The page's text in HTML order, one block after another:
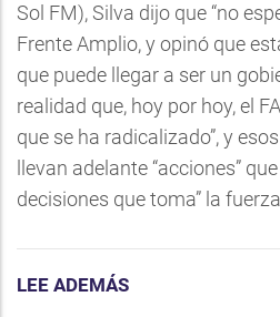
Sol FM), Silva dijo que “no
Frente Amplio, y opinó que
que puede llegar a ser un
realidad que, hoy por hoy, el
que se ha radicalizado”, y
llevan adelante “acciones”
decisiones que toma” la
LEE ADEMÁS